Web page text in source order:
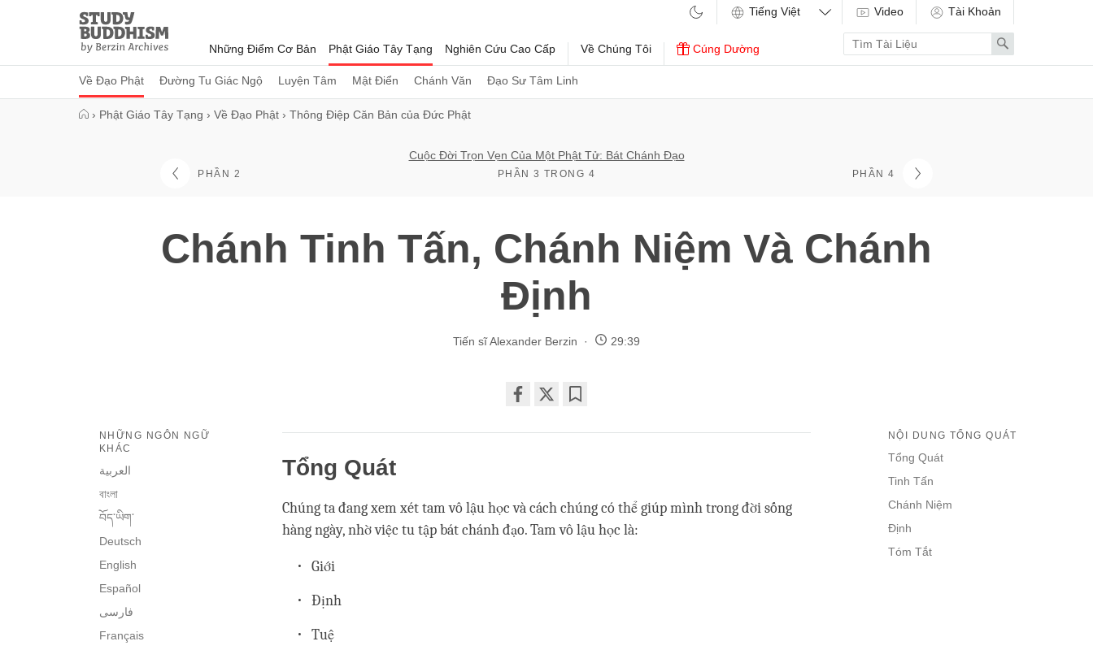
Study
Buddhism
Home
Những Điểm Cơ Bản Phật Giáo Tây Tạng
Về Đạo Phật Đường Tu Giác Ngộ Luyện Tâm Mật Điển Chánh Văn Đạo Sư Tâm Linh
Nghiên Cứu Cao Cấp Về Chúng Tôi Cúng Dường
Video Tài Khoản
Enter
search
term
Search
› Phật Giáo Tây Tạng › Về Đạo Phật › Thông Điệp Căn Bản của Đức Phật
PHẦN 2
Cuộc Đời Trọn Vẹn Của Một Phật Tử: Bát Chánh Đạo
PHẦN 3 TRONG 4 PHẦN 4
Chánh Tinh Tấn, Chánh Niệm Và Chánh
Định
Tiến sĩ Alexander Berzin 29:39
on
NỘI DUNG TỔNG QUÁT
Tổng Quát
Tinh Tấn
Chánh Niệm
Định
Tóm Tắt
NHỮNG NGÔN NGỮ
KHÁC
العربية
বাংলা
བོད་ཡིག་
Deutsch
English
Español
فارسی
Français
Tổng Quát
Chúng ta đang xem xét tam vô lậu học và cách chúng có thể giúp mình trong đời sống
hàng ngày, nhờ việc tu tập bát chánh đạo. Tam vô lậu học là:
Giới
Định
Tuệ